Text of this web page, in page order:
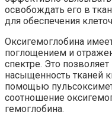
освобождать его в
для обеспечения
Оксигемоглобина
поглощением и
спектре. Это
насыщенность тканей
помощью
соотношение
гемоглобина.